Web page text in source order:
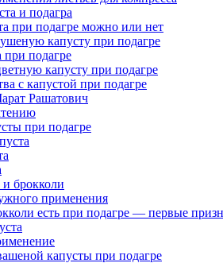
и подагра
при подагре можно или нет
капусту при подагре
при подагре
капусту при подагре
с капустой при подагре
Рашатович
при подагре
и брокколи
применения
есть при подагре — первые
капусты при подагре